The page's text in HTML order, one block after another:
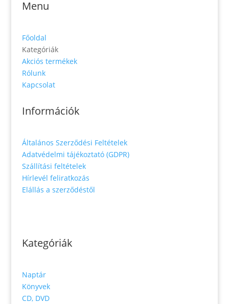
Menu
Főoldal
Kategóriák
Akciós termékek
Rólunk
Kapcsolat
Információk
Általános Szerződési Feltételek
Adatvédelmi tájékoztató (GDPR)
Szállítási feltételek
Hírlevél feliratkozás
Elállás a szerződéstől
Kategóriák
Naptár
Könyvek
CD, DVD